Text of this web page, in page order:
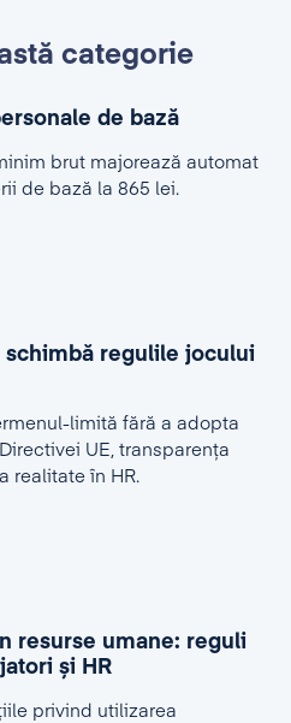
categorie
de bază
brut majorează automat
de bază la 865 lei.
schimbă regulile jocului
limită fără a adopta
UE, transparența
realitate în HR.
resurse umane: reguli
și HR
privind utilizarea